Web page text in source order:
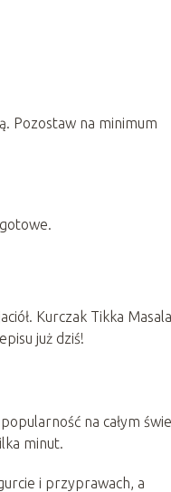
Pozostaw na minimum
Kurczak Tikka
już dziś!
na całym
minut.
i przyprawach, a